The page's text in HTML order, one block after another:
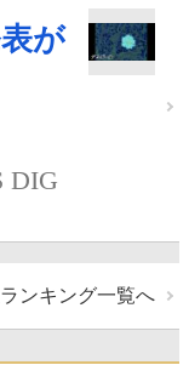
が
DIG
ンキング一覧へ